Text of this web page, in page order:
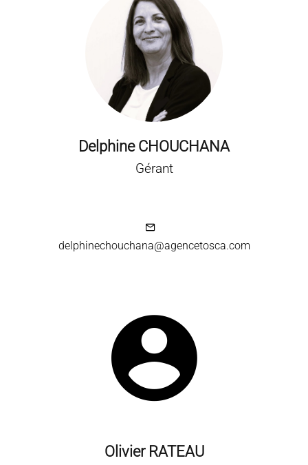
Delphine CHOUCHANA
Gérant
delphinechouchana@agencetosca.com
Olivier RATEAU